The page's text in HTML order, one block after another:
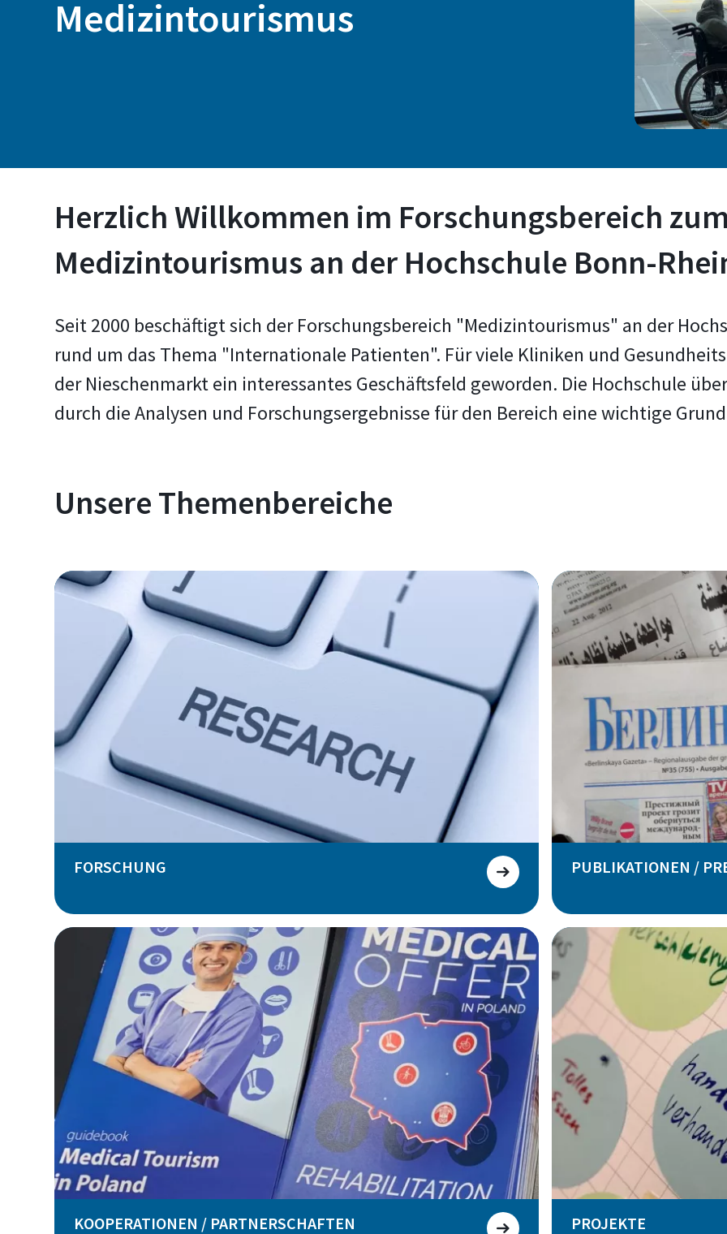
Medizintourismus
Herzlich Willkommen im Forschungsbereich
Medizintourismus an der Hochschule Bonn-
Seit 2000 beschäftigt sich der Forschungsbereich "Medizintourismus" an der
rund um das Thema "Internationale Patienten". Für viele Kliniken und
der Nieschenmarkt ein interessantes Geschäftsfeld geworden. Die Hochschule
durch die Analysen und Forschungsergebnisse für den Bereich eine wichtige
Unsere Themenbereiche
FORSCHUNG PUBLIKATIONEN /
KOOPERATIONEN / PARTNERSCHAFTEN PROJEKTE